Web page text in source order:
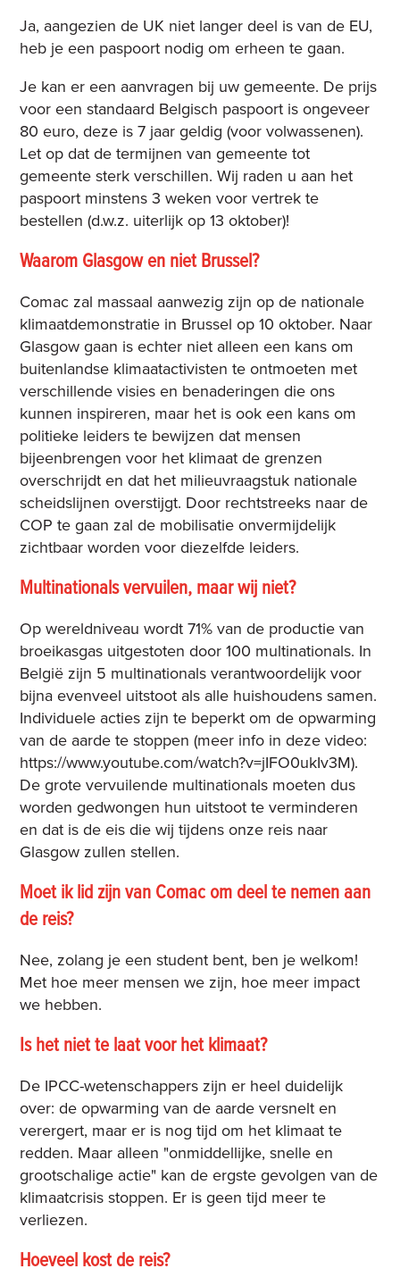
Ja, aangezien de UK niet langer deel is van de EU,
heb je een paspoort nodig om erheen te gaan.
Je kan er een aanvragen bij uw gemeente. De prijs
voor een standaard Belgisch paspoort is ongeveer
80 euro, deze is 7 jaar geldig (voor volwassenen).
Let op dat de termijnen van gemeente tot
gemeente sterk verschillen. Wij raden u aan het
paspoort minstens 3 weken voor vertrek te
bestellen (d.w.z. uiterlijk op 13 oktober)!
Waarom Glasgow en niet Brussel?
Comac zal massaal aanwezig zijn op de nationale
klimaatdemonstratie in Brussel op 10 oktober. Naar
Glasgow gaan is echter niet alleen een kans om
buitenlandse klimaatactivisten te ontmoeten met
verschillende visies en benaderingen die ons
kunnen inspireren, maar het is ook een kans om
politieke leiders te bewijzen dat mensen
bijeenbrengen voor het klimaat de grenzen
overschrijdt en dat het milieuvraagstuk nationale
scheidslijnen overstijgt. Door rechtstreeks naar de
COP te gaan zal de mobilisatie onvermijdelijk
zichtbaar worden voor diezelfde leiders.
Multinationals vervuilen, maar wij niet?
Op wereldniveau wordt 71% van de productie van
broeikasgas uitgestoten door 100 multinationals. In
België zijn 5 multinationals verantwoordelijk voor
bijna evenveel uitstoot als alle huishoudens samen.
Individuele acties zijn te beperkt om de opwarming
van de aarde te stoppen (meer info in deze video:
https://www.youtube.com/watch?v=jIFO0ukIv3M).
De grote vervuilende multinationals moeten dus
worden gedwongen hun uitstoot te verminderen
en dat is de eis die wij tijdens onze reis naar
Glasgow zullen stellen.
Moet ik lid zijn van Comac om deel te nemen aan
de reis?
Nee, zolang je een student bent, ben je welkom!
Met hoe meer mensen we zijn, hoe meer impact
we hebben.
Is het niet te laat voor het klimaat?
De IPCC-wetenschappers zijn er heel duidelijk
over: de opwarming van de aarde versnelt en
verergert, maar er is nog tijd om het klimaat te
redden. Maar alleen "onmiddellijke, snelle en
grootschalige actie" kan de ergste gevolgen van de
klimaatcrisis stoppen. Er is geen tijd meer te
verliezen.
Hoeveel kost de reis?